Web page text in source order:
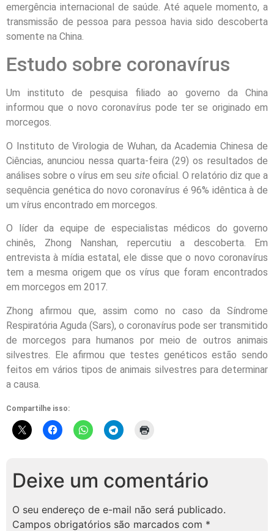
emergência internacional de saúde. Até aquele momento, a
transmissão de pessoa para pessoa havia sido descoberta
somente na China.
Estudo sobre coronavírus
Um instituto de pesquisa filiado ao governo da China
informou que o novo coronavírus pode ter se originado em
morcegos.
O Instituto de Virologia de Wuhan, da Academia Chinesa de
Ciências, anunciou nessa quarta-feira (29) os resultados de
análises sobre o vírus em seu siteoficial. O relatório diz que a
sequência genética do novo coronavírus é 96% idêntica à de
um vírus encontrado em morcegos.
O líder da equipe de especialistas médicos do governo
chinês, Zhong Nanshan, repercutiu a descoberta. Em
entrevista à mídia estatal, ele disse que o novo coronavírus
tem a mesma origem que os vírus que foram encontrados
em morcegos em 2017.
Zhong afirmou que, assim como no caso da Síndrome
Respiratória Aguda (Sars), o coronavírus pode ser transmitido
de morcegos para humanos por meio de outros animais
silvestres. Ele afirmou que testes genéticos estão sendo
feitos em vários tipos de animais silvestres para determinar
a causa.
Compartilhe isso:
Deixe um comentário
O seu endereço de e-mail não será publicado.
Campos obrigatórios são marcados com *